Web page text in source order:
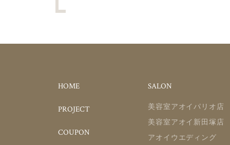
HOME
PROJECT
COUPON
SALON
美容室アオイパリオ店
美容室アオイ新田塚店
アオイウエディング